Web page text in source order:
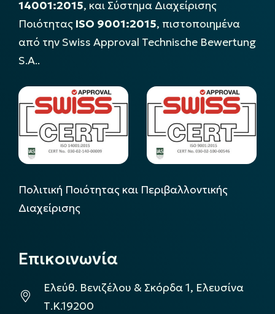
14001:2015, και Σύστημα Διαχείρισης
Ποιότητας ISO 9001:2015, πιστοποιημένα
από την Swiss Approval Technische Bewertung
S.A..
Πολιτική Ποιότητας και Περιβαλλοντικής
Διαχείρισης
Επικοινωνία
Ελεύθ. Βενιζέλου & Σκόρδα 1, Ελευσίνα
Τ.Κ.19200